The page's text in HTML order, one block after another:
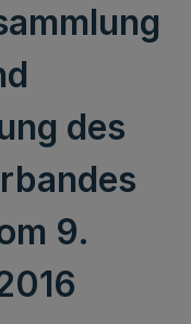
des
9.